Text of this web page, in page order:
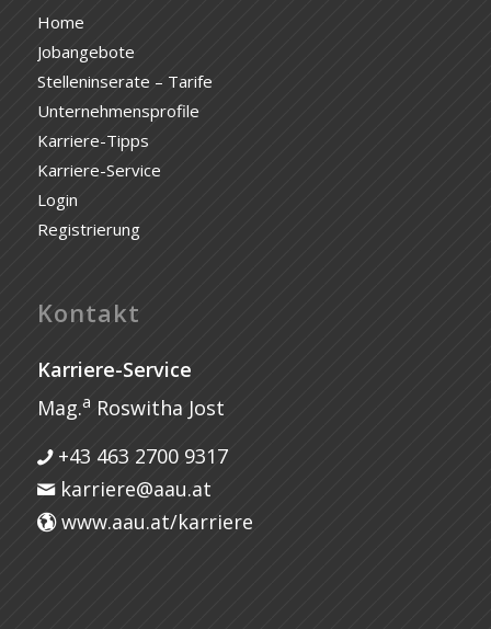
Home
Jobangebote
Stelleninserate – Tarife
Unternehmensprofile
Karriere-Tipps
Karriere-Service
Login
Registrierung
Kontakt
Karriere-Service
Mag.a Roswitha Jost
+43 463 2700 9317
karriere@aau.at
www.aau.at/karriere